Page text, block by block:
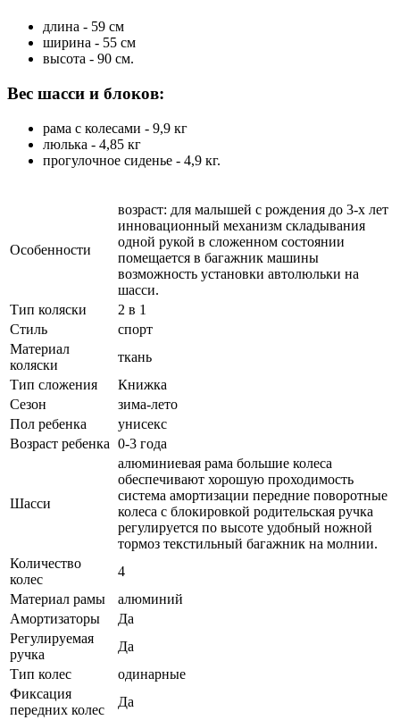
длина - 59 см
ширина - 55 см
высота - 90 см.
Вес шасси и блоков:
рама с колесами - 9,9 кг
люлька - 4,85 кг
прогулочное сиденье - 4,9 кг.
Особенности
возраст: для малышей с рождения до 3-х лет
инновационный механизм складывания
одной рукой в сложенном состоянии
помещается в багажник машины
возможность установки автолюльки на
шасси.
Тип коляски
2 в 1
Стиль
спорт
Материал
коляски
ткань
Тип сложения
Книжка
Сезон
зима-лето
Пол ребенка
унисекс
Возраст ребенка 0-3 года
Шасси
алюминиевая рама большие колеса
обеспечивают хорошую проходимость
система амортизации передние поворотные
колеса с блокировкой родительская ручка
регулируется по высоте удобный ножной
тормоз текстильный багажник на молнии.
Количество
колес
4
Материал рамы
алюминий
Амортизаторы
Да
Регулируемая
ручка
Да
Тип колес
одинарные
Фиксация
передних колес
Да